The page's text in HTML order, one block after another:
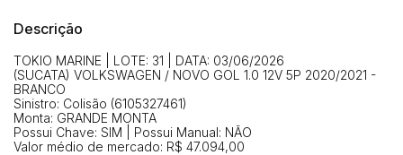
Descrição
TOKIO MARINE | LOTE: 31 | DATA: 03/06/2026
(SUCATA) VOLKSWAGEN / NOVO GOL 1.0 12V 5P 2020/2021 -
BRANCO
Sinistro: Colisão (6105327461)
Monta: GRANDE MONTA
Possui Chave: SIM | Possui Manual: NÃO
Valor médio de mercado: R$ 47.094,00